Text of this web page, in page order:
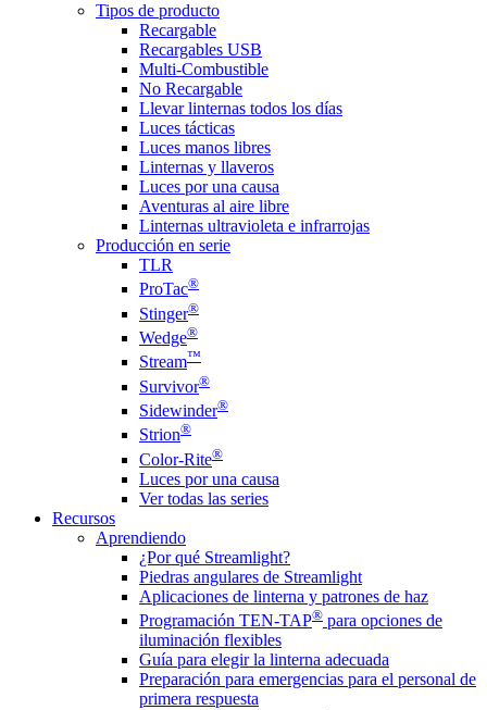
Tipos de producto
Recargable
Recargables USB
Multi-Combustible
No Recargable
Llevar linternas todos los días
Luces tácticas
Luces manos libres
Linternas y llaveros
Luces por una causa
Aventuras al aire libre
Linternas ultravioleta e infrarrojas
Producción en serie
TLR
ProTac®
Stinger®
Wedge®
Stream™
Survivor®
Sidewinder®
Strion®
Color-Rite®
Luces por una causa
Ver todas las series
Recursos
Aprendiendo
¿Por qué Streamlight?
Piedras angulares de Streamlight
Aplicaciones de linterna y patrones de haz
Programación TEN-TAP® para opciones de
iluminación flexibles
Guía para elegir la linterna adecuada
Preparación para emergencias para el personal de
primera respuesta